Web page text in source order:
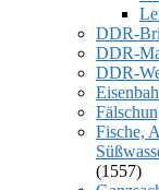
DDR-
DDR-
DDR-
Fische,
(1557)